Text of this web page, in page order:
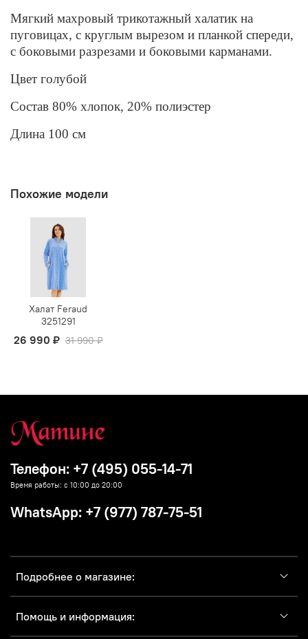
Мягкий махровый трикотажный халатик на
пуговицах, с круглым вырезом и планкой спереди,
с боковыми разрезами и боковыми карманами.
Цвет голубой
Состав 80% хлопок, 20% полиэстер
Длина 100 см
Похожие модели
Халат Feraud
3251291
26 990 ₽ 31 990 ₽
Подробнее о магазине:
Помощь и информация:
Телефон: +7 (495) 055-14-71
Время работы: с 10:00 до 20:00
WhatsApp: +7 (977) 787-75-51